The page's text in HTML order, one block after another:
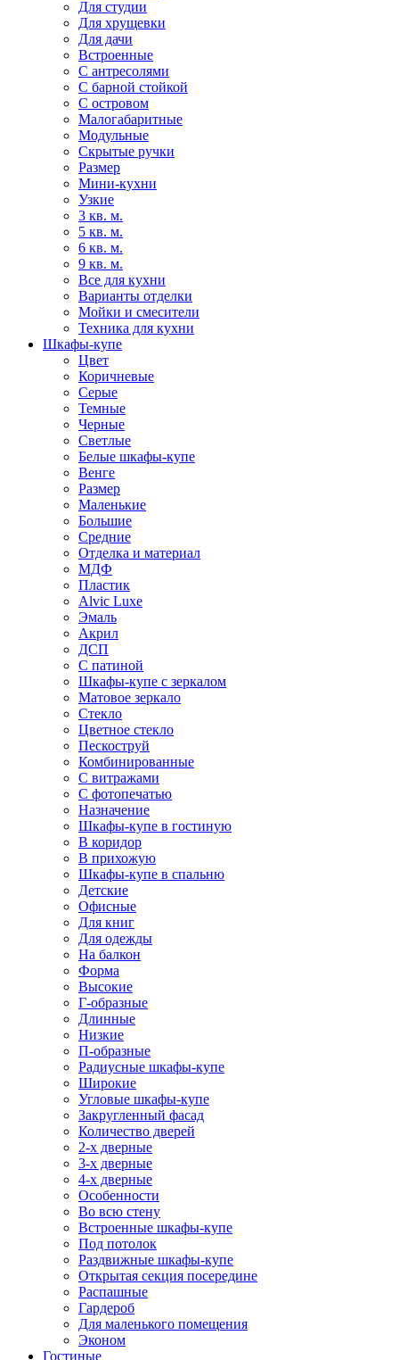
Для студии
Для хрущевки
Для дачи
Встроенные
С антресолями
С барной стойкой
С островом
Малогабаритные
Модульные
Скрытые ручки
Размер
Мини-кухни
Узкие
3 кв. м.
5 кв. м.
6 кв. м.
9 кв. м.
Все для кухни
Варианты отделки
Мойки и смесители
Техника для кухни
Шкафы-купе
Цвет
Коричневые
Серые
Темные
Черные
Светлые
Белые шкафы-купе
Венге
Размер
Маленькие
Большие
Средние
Отделка и материал
МДФ
Пластик
Alvic Luxe
Эмаль
Акрил
ДСП
С патиной
Шкафы-купе с зеркалом
Матовое зеркало
Стекло
Цветное стекло
Пескоструй
Комбинированные
С витражами
С фотопечатью
Назначение
Шкафы-купе в гостиную
В коридор
В прихожую
Шкафы-купе в спальню
Детские
Офисные
Для книг
Для одежды
На балкон
Форма
Высокие
Г-образные
Длинные
Низкие
П-образные
Радиусные шкафы-купе
Широкие
Угловые шкафы-купе
Закругленный фасад
Количество дверей
2-х дверные
3-х дверные
4-х дверные
Особенности
Во всю стену
Встроенные шкафы-купе
Под потолок
Раздвижные шкафы-купе
Открытая секция посередине
Распашные
Гардероб
Для маленького помещения
Эконом
Гостиные